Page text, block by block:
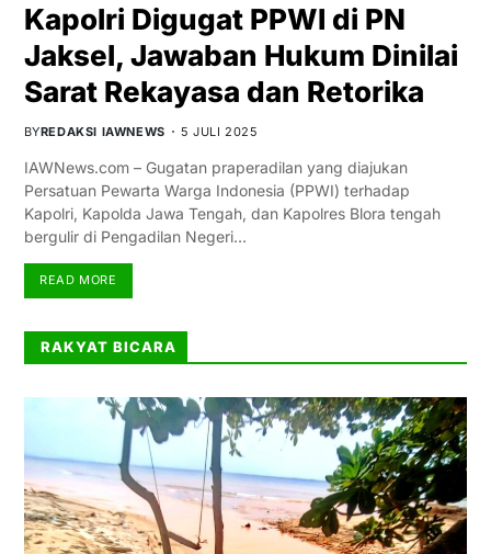
Kapolri Digugat PPWI di PN
Jaksel, Jawaban Hukum Dinilai
Sarat Rekayasa dan Retorika
BYREDAKSI IAWNEWS 5 JULI 2025
IAWNews.com – Gugatan praperadilan yang diajukan
Persatuan Pewarta Warga Indonesia (PPWI) terhadap
Kapolri, Kapolda Jawa Tengah, dan Kapolres Blora tengah
bergulir di Pengadilan Negeri…
READ MORE
RAKYAT BICARA